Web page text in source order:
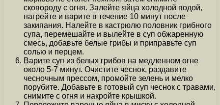
сковороду с огня. Залейте яйца холодной водой,
нагрейте и варите в течение 10 минут после
закипания. Налейте в кастрюлю половник грибного
супа, перемешайте и вылейте в суп обжаренную
смесь, добавьте белые грибы и приправьте суп
солью и перцем.
Варите суп из белых грибов на медленном огне
около 5-7 минут. Очистите чеснок, раздавите
чесночным прессом, промойте зелень и мелко
порубите. Добавьте в готовый суп чеснок с травами,
снимите с огня и накройте крышкой.